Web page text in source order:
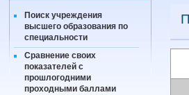
Поиск учреждения
высшего образования по
специальности
Сравнение своих
показателей с
прошлогодними
проходными баллами